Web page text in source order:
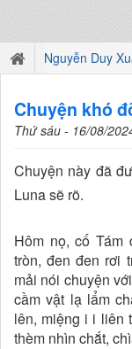
Nguyễn Duy
Chuyện khó
Thứ sáu - 16/08/
Chuyện này đã
Luna sẽ rõ.
Hôm nọ, cố Tám
tròn, đen đen rơi
mải nói chuyện
cầm vật lạ lẩm
lên, miệng i i liên
thèm nhìn chắt,